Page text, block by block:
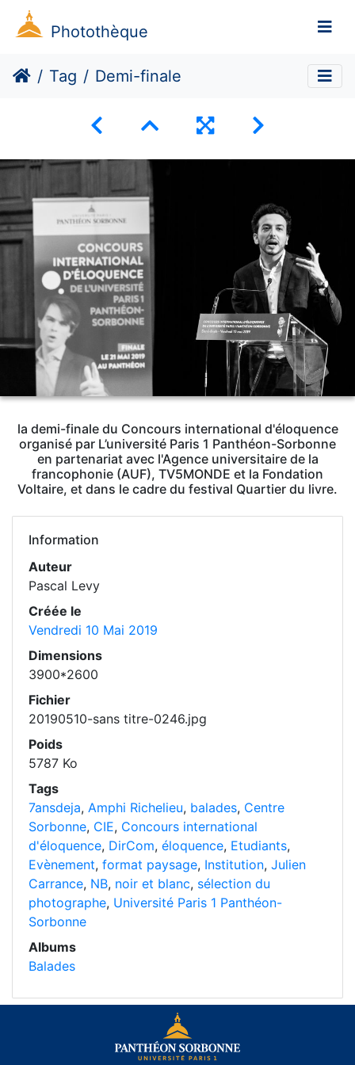
Photothèque
Tag Demi-finale
la demi-finale du Concours international d'éloquence
organisé par L’université Paris 1 Panthéon-Sorbonne
en partenariat avec l'Agence universitaire de la
francophonie (AUF), TV5MONDE et la Fondation
Voltaire, et dans le cadre du festival Quartier du livre.
Information
Auteur
Pascal Levy
Créée le
Vendredi 10 Mai 2019
Dimensions
3900*2600
Fichier
20190510-sans titre-0246.jpg
Poids
5787 Ko
Tags
7ansdeja, Amphi Richelieu, balades, Centre
Sorbonne, CIE, Concours international
d'éloquence, DirCom, éloquence, Etudiants,
Evènement, format paysage, Institution, Julien
Carrance, NB, noir et blanc, sélection du
photographe, Université Paris 1 Panthéon-
Sorbonne
Albums
Balades